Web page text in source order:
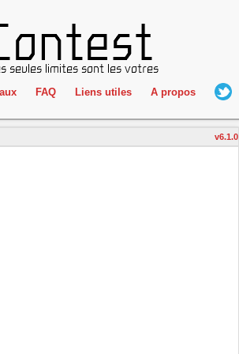
FAQ Liens utiles
IRC
Newbie Connect
A propos
L'équipe
Hall Of Fame
v6.1.0